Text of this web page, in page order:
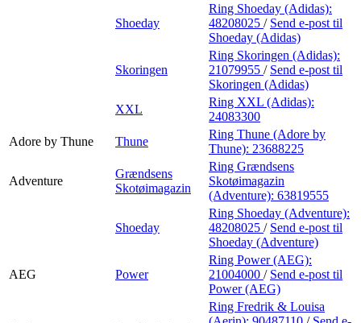
Shoeday
Ring Shoeday (Adidas):
48208025 / Send e-post til
Shoeday (Adidas)
Skoringen
Ring Skoringen (Adidas):
21079955 / Send e-post til
Skoringen (Adidas)
XXL
Ring XXL (Adidas):
24083300
Adore by Thune
Thune
Ring Thune (Adore by
Thune): 23688225
Adventure
Grændsens
Skotøimagazin
Ring Grændsens
Skotøimagazin
(Adventure): 63819555
Shoeday
Ring Shoeday (Adventure):
48208025 / Send e-post til
Shoeday (Adventure)
AEG Power
Ring Power (AEG):
21004000 / Send e-post til
Power (AEG)
Ring Fredrik & Louisa